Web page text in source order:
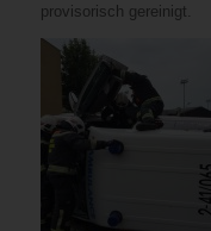
provisorisch gereinigt.